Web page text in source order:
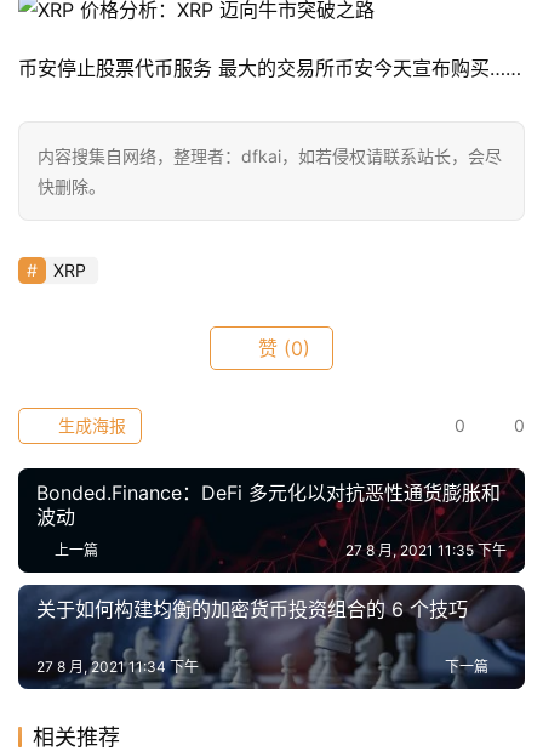
币安停止股票代币服务 最大的交易所币安今天宣布购买……
内容搜集自网络，整理者：dfkai，如若侵权请联系站长，会尽
快删除。
XRP
赞 (0)
0 0
生成海报
Bonded.Finance：DeFi 多元化以对抗恶性通货膨胀和
波动
上一篇 27 8 月, 2021 11:35 下午
关于如何构建均衡的加密货币投资组合的 6 个技巧
下一篇
27 8 月, 2021 11:34 下午
相关推荐